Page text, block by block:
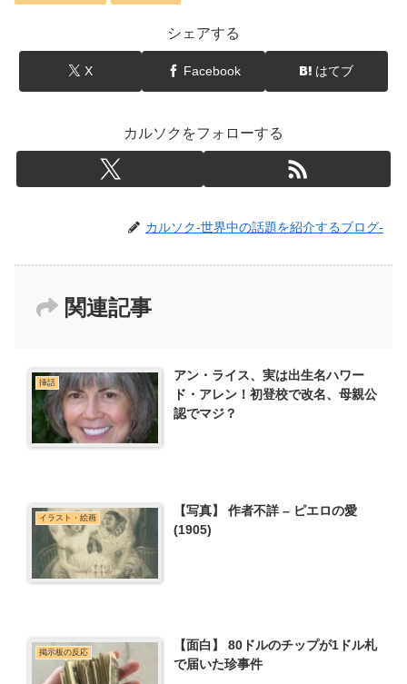
シェアする
X Facebook はてブ
カルソクをフォローする
カルソク-世界中の話題を紹介するブログ-
関連記事
挿話
アン・ライス、実は出生名ハワー
ド・アレン！初登校で改名、母親公
認でマジ？
イラスト・絵画
【写真】 作者不詳 – ピエロの愛
(1905)
掲示板の反応
【面白】 80ドルのチップが1ドル札
で届いた珍事件